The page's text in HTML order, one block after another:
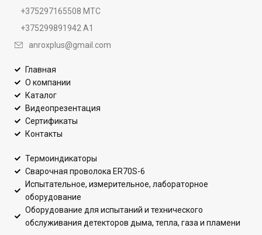
+375297165508 МТС
+375299891942 А1
anroxplus@gmail.com
Главная
О компании
Каталог
Видеопрезентация
Сертификаты
Контакты
Термоиндикаторы
Сварочная проволока ER70S-6
Испытательное, измерительное, лабораторное
оборудование
Оборудование для испытаний и технического
обслуживания детекторов дыма, тепла, газа и пламени